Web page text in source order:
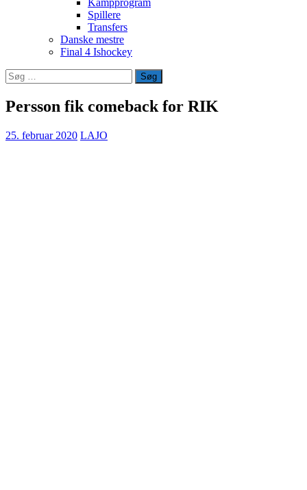
Kampprogram
Spillere
Transfers
Danske mestre
Final 4 Ishockey
Søg
efter:
Persson fik comeback for RIK
25. februar 2020 LAJO